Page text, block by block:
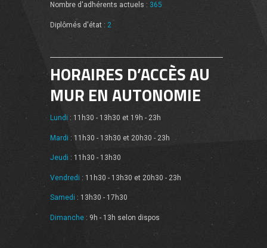
Nombre d'adhérents actuels : 365
Diplômés d'état : 2
HORAIRES D’ACCÈS AU
MUR EN AUTONOMIE
Lundi : 11h30 - 13h30 et 19h - 23h
Mardi : 11h30 - 13h30 et 20h30 - 23h
Jeudi : 11h30 - 13h30
Vendredi : 11h30 - 13h30 et 20h30 - 23h
Samedi : 13h30 - 17h30
Dimanche : 9h - 13h selon dispos